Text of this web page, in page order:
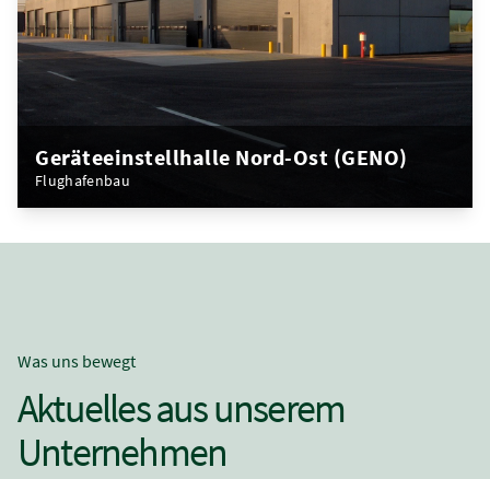
Geräteeinstellhalle Nord-Ost (GENO)
Flughafenbau
Was uns bewegt
Aktuelles aus unserem
Unternehmen